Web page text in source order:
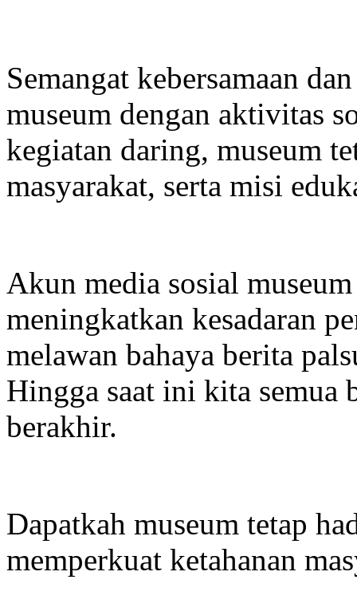
Semangat kebersamaan
museum dengan aktivitas
kegiatan daring, museum
masyarakat, serta misi
Akun media sosial
meningkatkan kesadaran
melawan bahaya berita
Hingga saat ini kita semua
berakhir.
Dapatkah museum tetap
memperkuat ketahanan